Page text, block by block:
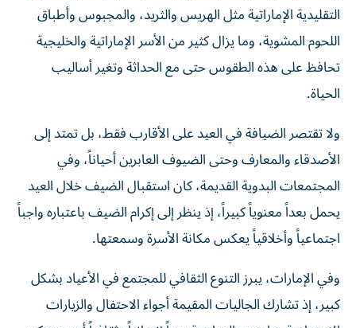
التقليدية الإماراتية مثل الهريس والثريد، والمجبوس وأطباق
اللحوم المشوية، وما يزال كثير من الأسر الإماراتية والخليجية
تحافظ على هذه الطقوس حتى مع الحداثة وتغير أساليب
الحياة.
ولا تقتصر الضيافة في العيد على الأقارب فقط، بل تمتد إلى
الأصدقاء والمعارف وحتى الضيوف العابرين أحياناً، وفي
المجتمعات البدوية القديمة، كان استقبال الضيف خلال العيد
يحمل بعداً معنوياً كبيراً، إذ ينظر إلى إكرام الضيف باعتباره واجباً
اجتماعياً وأخلاقياً يعكس مكانة الأسرة وسمعتها.
وفي الإمارات، يبرز التنوع الثقافي للمجتمع في الأعياد بشكل
كبير، إذ تشارك الجاليات المقيمة أجواء الاحتفال والزيارات